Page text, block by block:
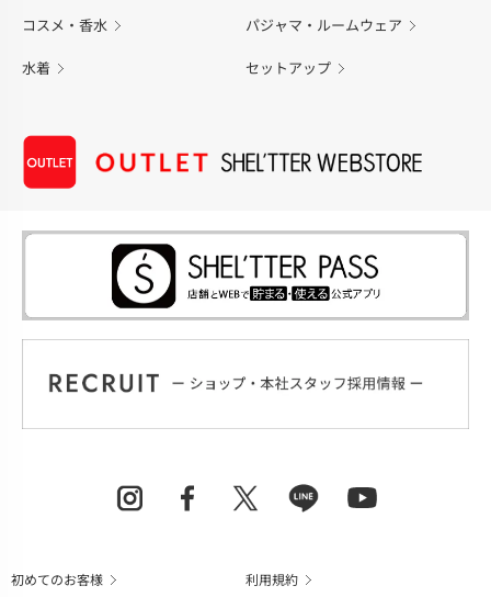
コスメ・香水 パジャマ・ルームウェア
水着 セットアップ
初めてのお客様 利用規約